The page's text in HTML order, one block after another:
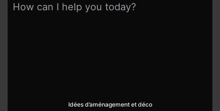
How can I help you today?
Idées d’aménagement et déco